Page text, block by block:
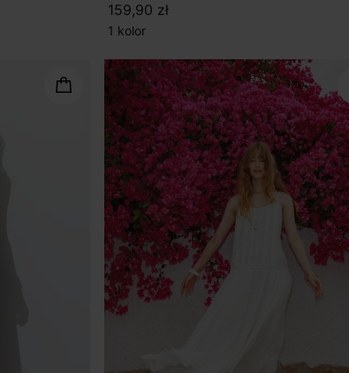
159,90 zł
1 kolor